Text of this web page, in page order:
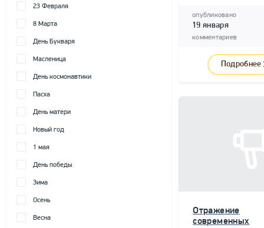
23 Февраля
8 Марта
День Букваря
Масленица
День космонавтики
Пасха
День матери
Новый год
1 мая
День победы
Зима
Осень
Весна
опубликовано
19 января
комментариев
Подробнее
Отражение
современных